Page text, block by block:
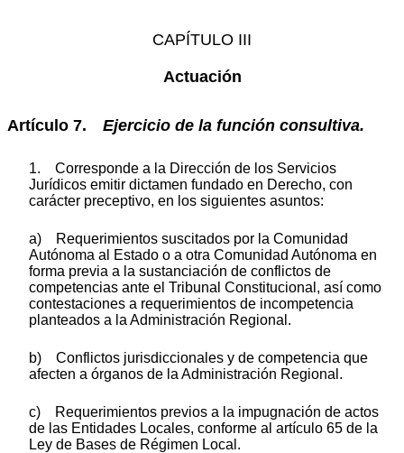
CAPÍTULO III
Actuación
Artículo 7. Ejercicio de la función consultiva.
1. Corresponde a la Dirección de los Servicios
Jurídicos emitir dictamen fundado en Derecho, con
carácter preceptivo, en los siguientes asuntos:
a) Requerimientos suscitados por la Comunidad
Autónoma al Estado o a otra Comunidad Autónoma en
forma previa a la sustanciación de conflictos de
competencias ante el Tribunal Constitucional, así como
contestaciones a requerimientos de incompetencia
planteados a la Administración Regional.
b) Conflictos jurisdiccionales y de competencia que
afecten a órganos de la Administración Regional.
c) Requerimientos previos a la impugnación de actos
de las Entidades Locales, conforme al artículo 65 de la
Ley de Bases de Régimen Local.